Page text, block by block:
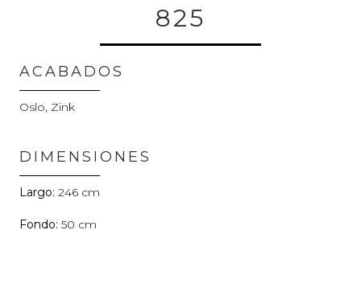
825
ACABADOS
Oslo, Zink
DIMENSIONES
246
50